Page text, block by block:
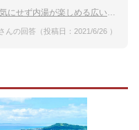
が楽しめる広い温泉付きの宿が知りたい。
んの回答（投稿日：2021/6/26 ）